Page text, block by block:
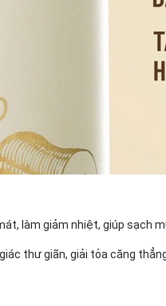
làm giảm nhiệt, giúp sạch
thư giãn, giải tỏa căng